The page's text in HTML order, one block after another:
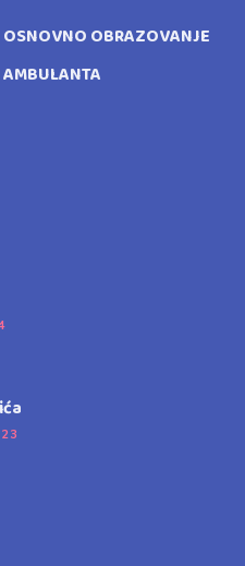
OSNOVNO OBRAZOVANJE
AMBULANTA